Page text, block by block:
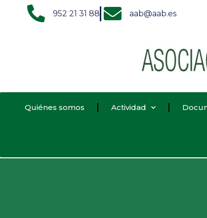
952 21 31 88 aab@aab.es
Quiénes somos Actividad